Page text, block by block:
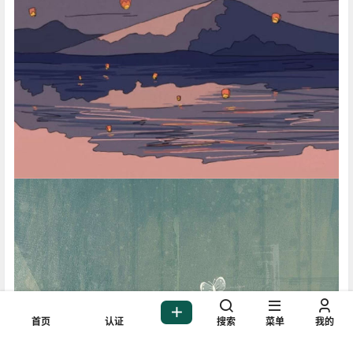
首页 认证 搜索 菜单 我的